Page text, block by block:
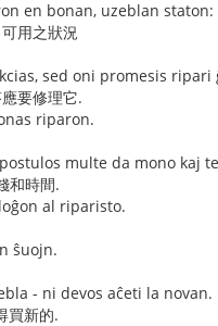
en bonan, uzeblan staton:
用之狀況
sed oni promesis ripari
要修理它.
riparon.
multe da mono kaj
和時間.
al riparisto.
ŝuojn.
- ni devos aĉeti la novan.
買新的.